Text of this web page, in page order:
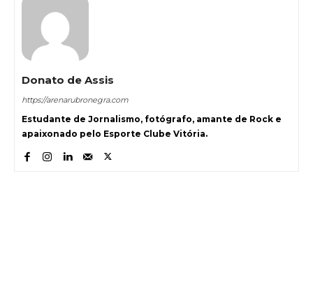
Donato de Assis
https://arenarubronegra.com
Estudante de Jornalismo, fotógrafo, amante de Rock e
apaixonado pelo Esporte Clube Vitória.